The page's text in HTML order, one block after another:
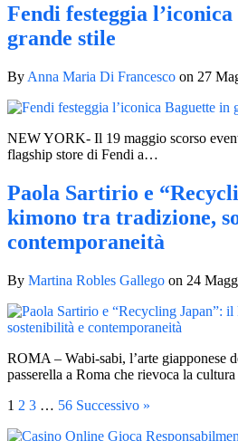
Fendi festeggia
grande stile
By Anna Maria Di Francesco on 27
NEW YORK- Il 19 maggio scorso
flagship store di Fendi a…
Paola Sartirio e
kimono tra tradizione,
contemporaneità
By Martina Robles Gallego on 24
ROMA – Wabi-sabi, l’arte giapponese
passerella a Roma che rievoca la
1 2 3 … 56 Successivo »